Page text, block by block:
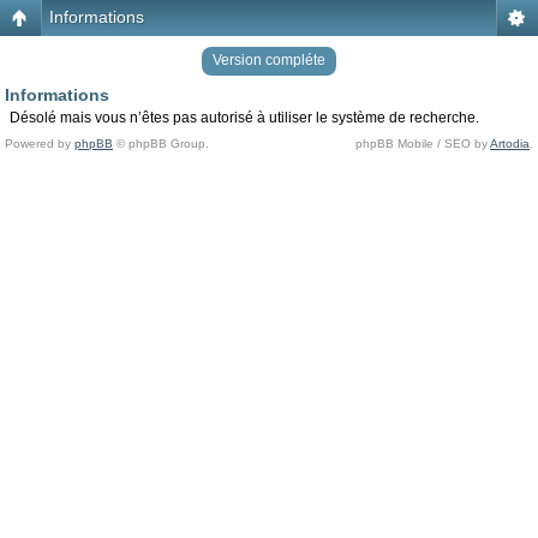
Informations
Version compléte
Informations
Désolé mais vous n’êtes pas autorisé à utiliser le système de recherche.
Powered by phpBB © phpBB Group. phpBB Mobile / SEO byArtodia